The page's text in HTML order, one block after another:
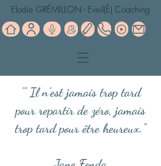
Elodie GRÉMILLON - Eveil(É) Coaching
'" Il n'est jamais trop tard
pour repartir de zéro, jamais
trop tard pour être heureux."